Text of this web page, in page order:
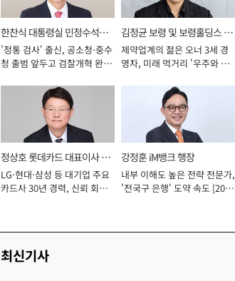
한찬식 대통령실 민정수석비
서관
'정통 검사' 출신, 공소청·중수
청 출범 앞두고 검찰개혁 완수
김정균 보령 및 보령홀딩스 대
표이사 사장
제약업계의 젊은 오너 3세 경
영자, 미래 먹거리 '우주와 헬
정상호 롯데카드 대표이사 사
장
LG·현대·삼성 등 대기업 주요
카드사 30년 경력, 신뢰 회복
강정훈 iM뱅크 행장
내부 이해도 높은 전략 전문가,
'전국구 은행' 도약 속도 [2026
최신기사